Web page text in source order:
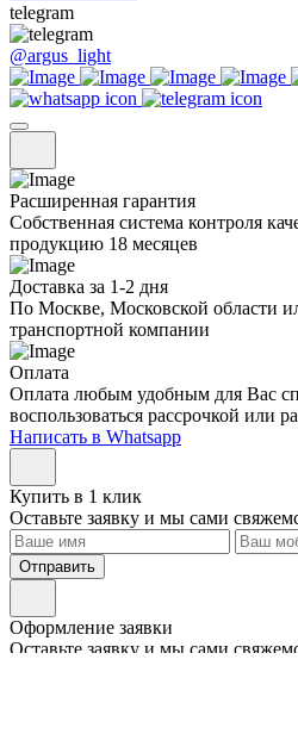
telegram
@argus_light
Расширенная гарантия
Собственная система контроля
продукцию 18 месяцев
Доставка за 1-2 дня
По Москве, Московской области
транспортной компании
Оплата
Оплата любым удобным для Вас
воспользоваться рассрочкой или
Написать в Whatsapp
Купить в 1 клик
Оставьте заявку и мы сами
Отправить
Оформление заявки
Оставьте заявку и мы сами